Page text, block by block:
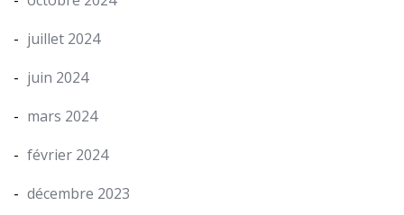
juillet 2024
juin 2024
mars 2024
février 2024
décembre 2023